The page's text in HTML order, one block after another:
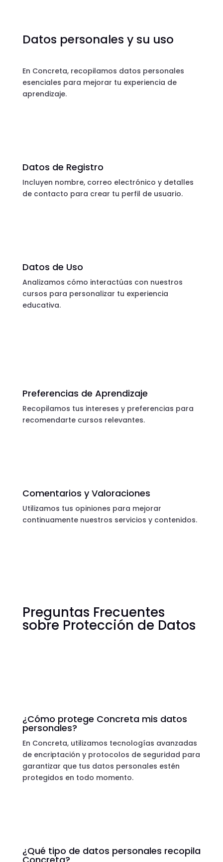
Datos personales y su uso
En Concreta, recopilamos datos personales
esenciales para mejorar tu experiencia de
aprendizaje.
Datos de Registro
Incluyen nombre, correo electrónico y detalles
de contacto para crear tu perfil de usuario.
Datos de Uso
Analizamos cómo interactúas con nuestros
cursos para personalizar tu experiencia
educativa.
Preferencias de Aprendizaje
Recopilamos tus intereses y preferencias para
recomendarte cursos relevantes.
Comentarios y Valoraciones
Utilizamos tus opiniones para mejorar
continuamente nuestros servicios y contenidos.
Preguntas Frecuentes
sobre Protección de Datos
¿Cómo protege Concreta mis datos
personales?
En Concreta, utilizamos tecnologías avanzadas
de encriptación y protocolos de seguridad para
garantizar que tus datos personales estén
protegidos en todo momento.
¿Qué tipo de datos personales recopila